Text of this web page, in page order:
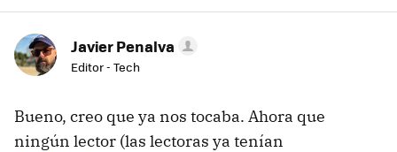
Javier Penalva
Editor - Tech
Bueno, creo que ya nos tocaba. Ahora que
ningún lector (las lectoras ya tenían